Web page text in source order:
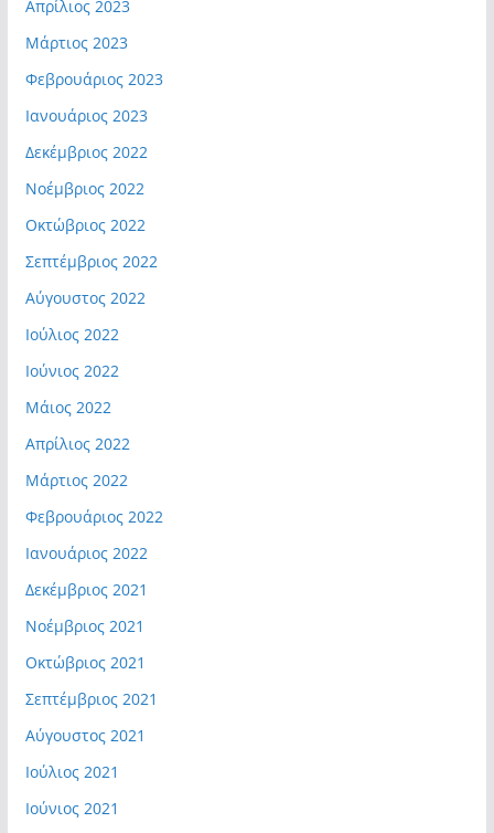
Απρίλιος 2023
Μάρτιος 2023
Φεβρουάριος 2023
Ιανουάριος 2023
Δεκέμβριος 2022
Νοέμβριος 2022
Οκτώβριος 2022
Σεπτέμβριος 2022
Αύγουστος 2022
Ιούλιος 2022
Ιούνιος 2022
Μάιος 2022
Απρίλιος 2022
Μάρτιος 2022
Φεβρουάριος 2022
Ιανουάριος 2022
Δεκέμβριος 2021
Νοέμβριος 2021
Οκτώβριος 2021
Σεπτέμβριος 2021
Αύγουστος 2021
Ιούλιος 2021
Ιούνιος 2021